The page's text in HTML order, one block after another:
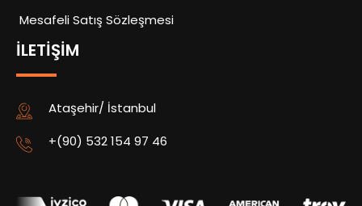
Mesafeli Satış Sözleşmesi
İLETIŞIM
Ataşehir/ İstanbul
+(90) 532 154 97 46